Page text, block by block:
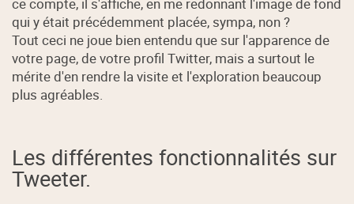
ce compte, il s'affiche, en me redonnant l'image de fond
qui y était précédemment placée, sympa, non ?
Tout ceci ne joue bien entendu que sur l'apparence de
votre page, de votre profil Twitter, mais a surtout le
mérite d'en rendre la visite et l'exploration beaucoup
plus agréables.
Les différentes fonctionnalités sur
Tweeter.